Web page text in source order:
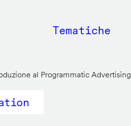
Main
Tematiche
al Programmatic Advertising